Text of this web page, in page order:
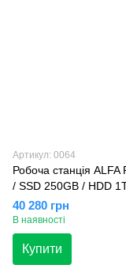
Артикул: 0064
Робоча станція
/ SSD 250GB / HDD
40 280 грн
В наявності
Купити